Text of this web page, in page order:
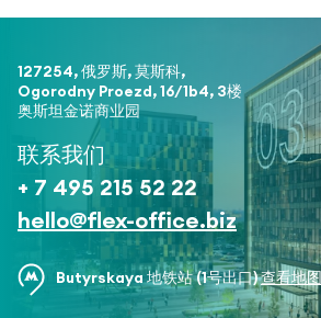
127254, 俄罗斯, 莫斯科,
Ogorodny Proezd, 16/1b4, 3楼
奥斯坦金诺商业园
联系我们
+ 7 495 215 52 22
hello@flex-office.biz
Butyrskaya 地铁站 (1号出口)查看地图